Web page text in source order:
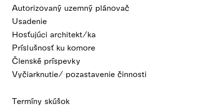
Autorizovaný uzemný plánovač
Usadenie
Hosťujúci architekt/ka
Príslušnosť ku komore
Členské príspevky
Vyčiarknutie/ pozastavenie činnosti
Termíny skúšok